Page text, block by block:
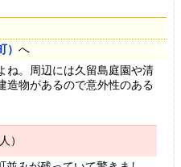
へ
ね。周辺には久留島庭園や清
造物があるので意外性のある
）